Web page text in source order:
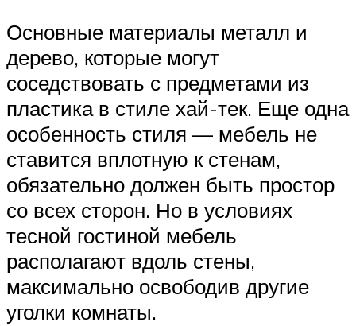
Основные материалы металл и
дерево, которые могут
соседствовать с предметами из
пластика в стиле хай-тек. Еще одна
особенность стиля — мебель не
ставится вплотную к стенам,
обязательно должен быть простор
со всех сторон. Но в условиях
тесной гостиной мебель
располагают вдоль стены,
максимально освободив другие
уголки комнаты.